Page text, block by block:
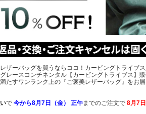
ザーバッグを買うならココ！カービングトライブ
レースコンチネンタル【カービングトライブス】
たすワンランク上の『ご褒美レザーバッグ』をお届
で今から8月7日（金） 正午までのご注文で8月7日